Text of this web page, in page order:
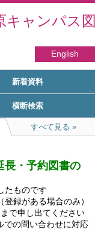
キャンパス
English
新着資料
横断検索
すべて見る
長・予約図書の
たものです
録がある場合のみ）
で申し出てください
での問い合わせに対応